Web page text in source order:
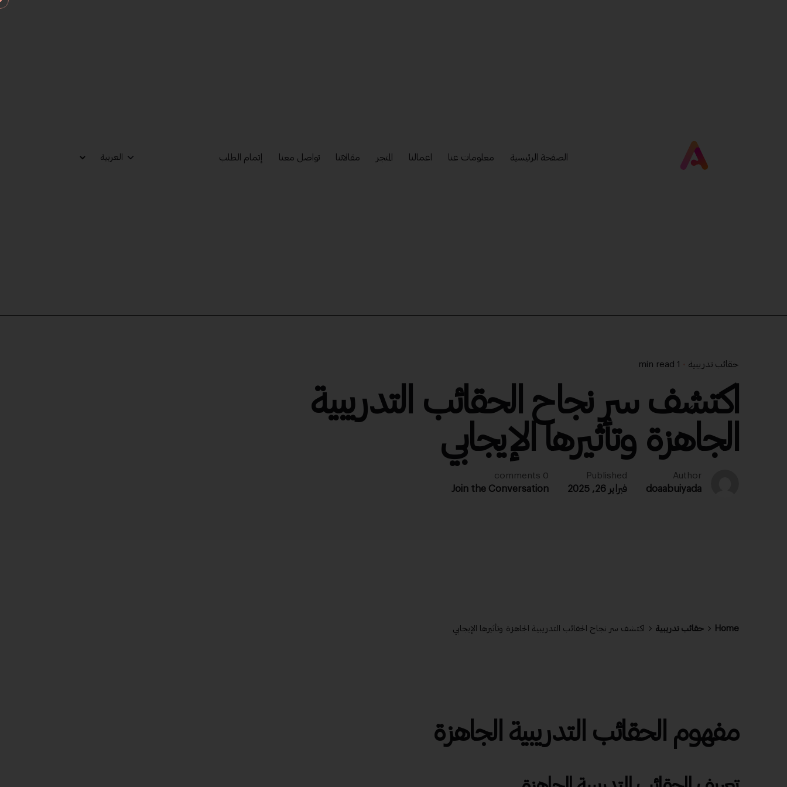
الصفحة الرئيسية معلومات عنا اعمالنا المتجر مقالاتنا تواصل معنا إتمام الطلب
حقائب تدريبية 1 min read
اكتشف سر نجاح الحقائب التدريبية
الجاهزة وتأثيرها الإيجابي
Author
doaabuiyada
Published
فبراير 26, 2025
0 comments
Join the Conversation
Home حقائب تدريبية اكتشف سر نجاح الحقائب التدريبية الجاهزة وتأثيرها الإيجابي
مفهوم الحقائب التدريبية الجاهزة